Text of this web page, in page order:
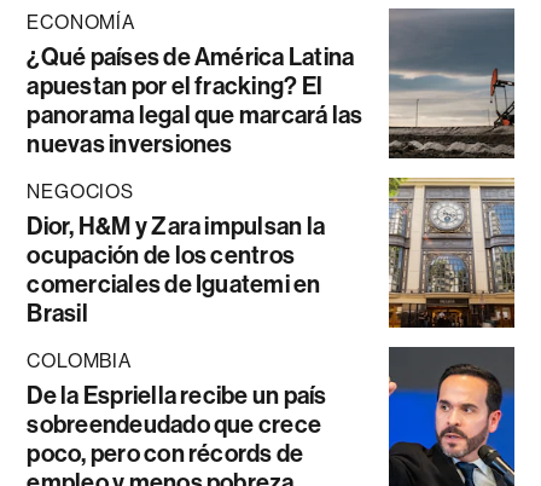
ECONOMÍA
¿Qué países de América Latina
apuestan por el fracking? El
panorama legal que marcará las
nuevas inversiones
NEGOCIOS
Dior, H&M y Zara impulsan la
ocupación de los centros
comerciales de Iguatemi en
Brasil
COLOMBIA
De la Espriella recibe un país
sobreendeudado que crece
poco, pero con récords de